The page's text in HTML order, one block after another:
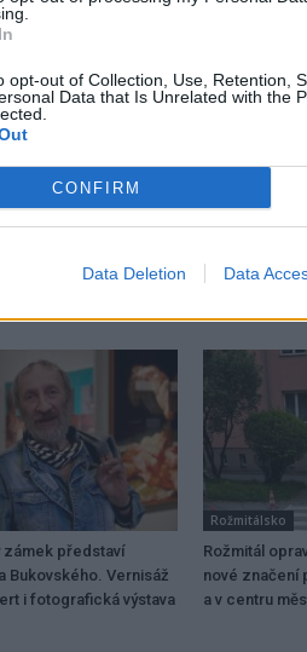
opt-out of Collection, Use, Retention,
Data that Is Unrelated with the
CONFIRM
Data Deletion Data
Za zásah v bance
zámek představí
Bukovského. Vernisáž
i fotografická výstava
Rožmitálsko
Rožmitál
nové značení
a v centru